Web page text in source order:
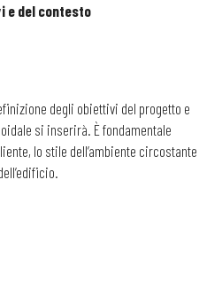
e del contesto
degli obiettivi del progetto e
si inserirà. È fondamentale
lo stile dell’ambiente circostante